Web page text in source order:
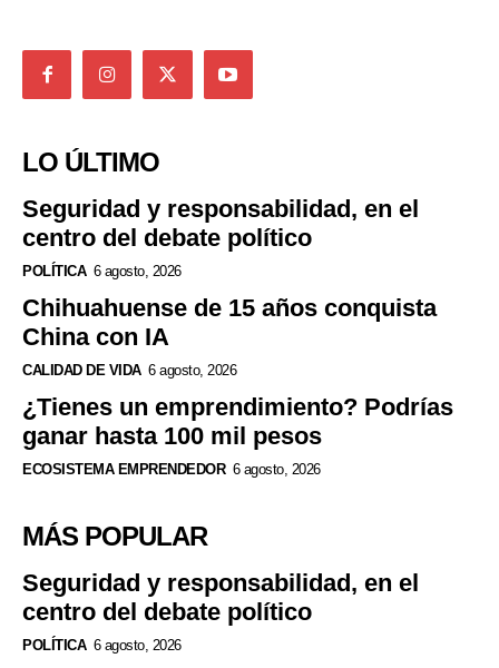
LO ÚLTIMO
Seguridad y responsabilidad, en el
centro del debate político
POLÍTICA 6 agosto, 2026
Chihuahuense de 15 años conquista
China con IA
CALIDAD DE VIDA 6 agosto, 2026
¿Tienes un emprendimiento? Podrías
ganar hasta 100 mil pesos
ECOSISTEMA EMPRENDEDOR 6 agosto, 2026
MÁS POPULAR
Seguridad y responsabilidad, en el
centro del debate político
POLÍTICA 6 agosto, 2026